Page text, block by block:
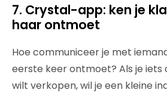
7. Crystal-app: ken je
haar ontmoet
Hoe communiceer je met
eerste keer ontmoet? Als je iets
wilt verkopen, wil je een kleine